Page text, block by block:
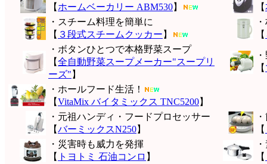
【 ホームベーカリー ABM530】
【
・スチーム料理を簡単に
【 ３段式スチームクッカー 】
【
・ボタンひとつで本格野菜スープ
【全自動野菜スープメーカー"スープリ
ーズ" 】
【
・ホールフード生活！
【VitaMix バイタミックス TNC5200】
・元祖ハンディ・フードプロセッサー
【バーミックスN250】
【
・災害時も威力を発揮
【 トヨトミ 石油コンロ 】
【